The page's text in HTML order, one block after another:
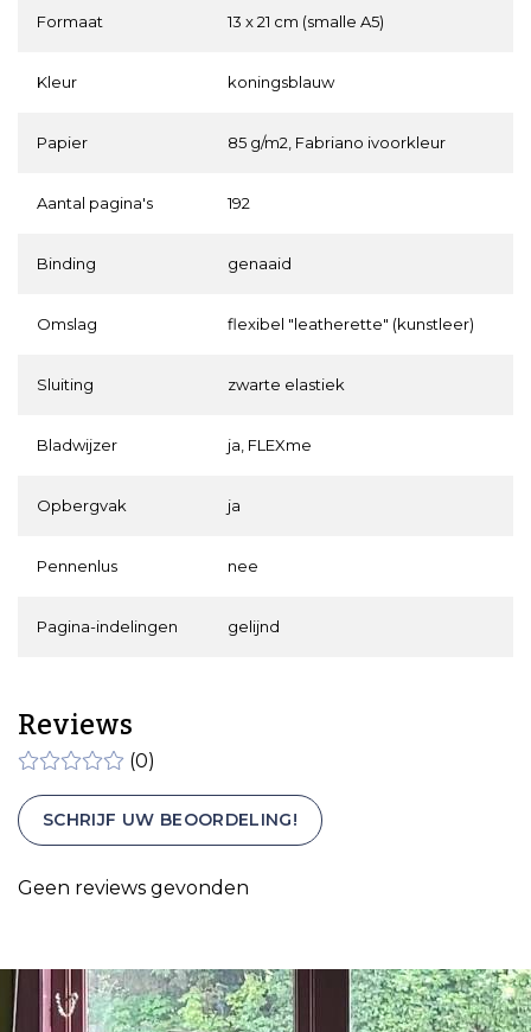
Formaat 13 x 21 cm (smalle A5)
Kleur koningsblauw
Papier 85 g/m2, Fabriano ivoorkleur
Aantal pagina's 192
Binding genaaid
Omslag flexibel "leatherette" (kunstleer)
Sluiting zwarte elastiek
Bladwijzer ja, FLEXme
Opbergvak ja
Pennenlus nee
Pagina-indelingen gelijnd
Reviews
(0)
SCHRIJF UW BEOORDELING!
Geen reviews gevonden